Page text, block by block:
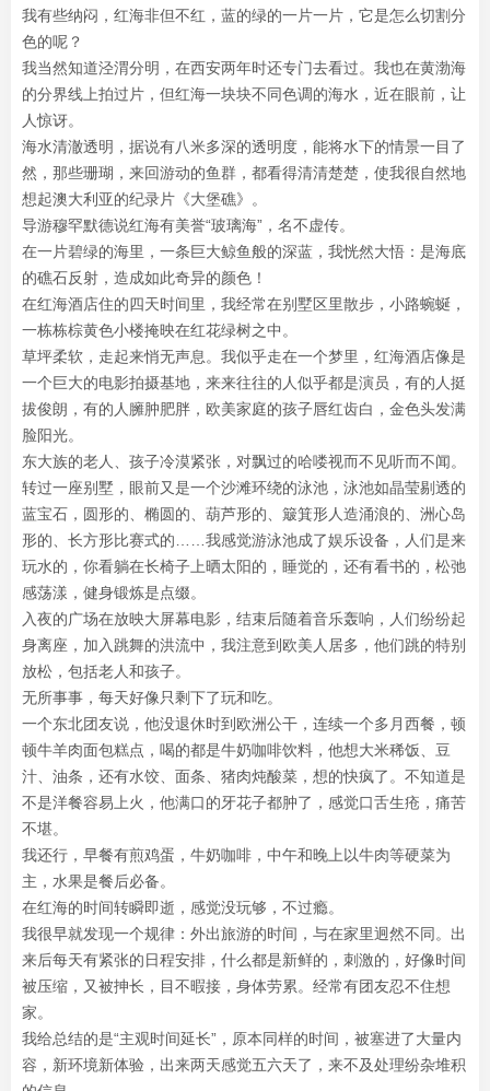
我有些纳闷，红海非但不红，蓝的绿的一片一片，它是怎么切割分
色的呢？
我当然知道泾渭分明，在西安两年时还专门去看过。我也在黄渤海
的分界线上拍过片，但红海一块块不同色调的海水，近在眼前，让
人惊讶。
海水清澈透明，据说有八米多深的透明度，能将水下的情景一目了
然，那些珊瑚，来回游动的鱼群，都看得清清楚楚，使我很自然地
想起澳大利亚的纪录片《大堡礁》。
导游穆罕默德说红海有美誉“玻璃海”，名不虚传。
在一片碧绿的海里，一条巨大鲸鱼般的深蓝，我恍然大悟：是海底
的礁石反射，造成如此奇异的颜色！
在红海酒店住的四天时间里，我经常在别墅区里散步，小路蜿蜒，
一栋栋棕黄色小楼掩映在红花绿树之中。
草坪柔软，走起来悄无声息。我似乎走在一个梦里，红海酒店像是
一个巨大的电影拍摄基地，来来往往的人似乎都是演员，有的人挺
拔俊朗，有的人臃肿肥胖，欧美家庭的孩子唇红齿白，金色头发满
脸阳光。
东大族的老人、孩子冷漠紧张，对飘过的哈喽视而不见听而不闻。
转过一座别墅，眼前又是一个沙滩环绕的泳池，泳池如晶莹剔透的
蓝宝石，圆形的、椭圆的、葫芦形的、簸箕形人造涌浪的、洲心岛
形的、长方形比赛式的……我感觉游泳池成了娱乐设备，人们是来
玩水的，你看躺在长椅子上晒太阳的，睡觉的，还有看书的，松弛
感荡漾，健身锻炼是点缀。
入夜的广场在放映大屏幕电影，结束后随着音乐轰响，人们纷纷起
身离座，加入跳舞的洪流中，我注意到欧美人居多，他们跳的特别
放松，包括老人和孩子。
无所事事，每天好像只剩下了玩和吃。
一个东北团友说，他没退休时到欧洲公干，连续一个多月西餐，顿
顿牛羊肉面包糕点，喝的都是牛奶咖啡饮料，他想大米稀饭、豆
汁、油条，还有水饺、面条、猪肉炖酸菜，想的快疯了。不知道是
不是洋餐容易上火，他满口的牙花子都肿了，感觉口舌生疮，痛苦
不堪。
我还行，早餐有煎鸡蛋，牛奶咖啡，中午和晚上以牛肉等硬菜为
主，水果是餐后必备。
在红海的时间转瞬即逝，感觉没玩够，不过瘾。
我很早就发现一个规律：外出旅游的时间，与在家里迥然不同。出
来后每天有紧张的日程安排，什么都是新鲜的，刺激的，好像时间
被压缩，又被抻长，目不暇接，身体劳累。经常有团友忍不住想
家。
我给总结的是“主观时间延长”，原本同样的时间，被塞进了大量内
容，新环境新体验，出来两天感觉五六天了，来不及处理纷杂堆积